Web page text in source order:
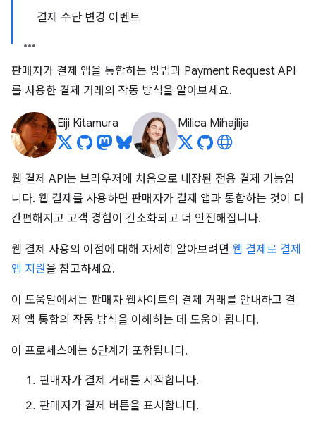
결제 수단 변경 이벤트
판매자가 결제 앱을 통합하는 방법과 Payment Request API
를 사용한 결제 거래의 작동 방식을 알아보세요.
Eiji Kitamura Milica Mihajlija
웹 결제 API는 브라우저에 처음으로 내장된 전용 결제 기능입
니다. 웹 결제를 사용하면 판매자가 결제 앱과 통합하는 것이 더
간편해지고 고객 경험이 간소화되고 더 안전해집니다.
웹 결제 사용의 이점에 대해 자세히 알아보려면 웹 결제로 결제
앱 지원을 참고하세요.
이 도움말에서는 판매자 웹사이트의 결제 거래를 안내하고 결
제 앱 통합의 작동 방식을 이해하는 데 도움이 됩니다.
이 프로세스에는 6단계가 포함됩니다.
판매자가 결제 거래를 시작합니다.
판매자가 결제 버튼을 표시합니다.